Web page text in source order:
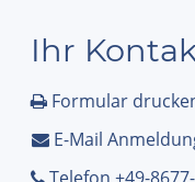
Ihr
Formular
E-Mail